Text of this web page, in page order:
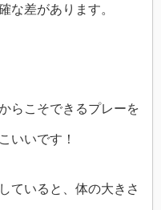
な差があります。
らこそできるプレーを
いいです！
ていると、体の大きさ